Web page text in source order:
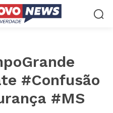
#Confusão
#MS